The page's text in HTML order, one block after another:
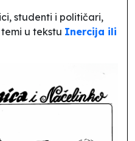
studenti i političari,
u tekstu Inercija ili